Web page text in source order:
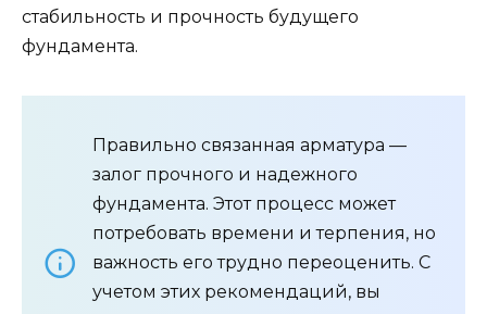
стабильность и прочность будущего
фундамента.
Правильно связанная арматура —
залог прочного и надежного
фундамента. Этот процесс может
потребовать времени и терпения, но
важность его трудно переоценить. С
учетом этих рекомендаций, вы